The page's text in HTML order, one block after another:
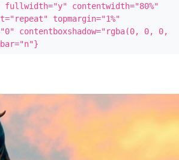
contentwidth="80%"
topmargin="1%"
contentboxshadow="rgba(0, 0, 0,